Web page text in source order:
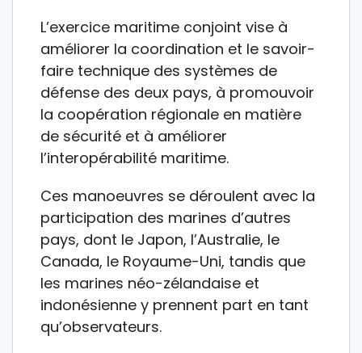
L’exercice maritime conjoint vise à
améliorer la coordination et le savoir-
faire technique des systèmes de
défense des deux pays, à promouvoir
la coopération régionale en matière
de sécurité et à améliorer
l’interopérabilité maritime.
Ces manoeuvres se déroulent avec la
participation des marines d’autres
pays, dont le Japon, l’Australie, le
Canada, le Royaume-Uni, tandis que
les marines néo-zélandaise et
indonésienne y prennent part en tant
qu’observateurs.